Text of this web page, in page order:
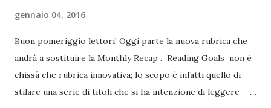
gennaio 04, 2016
Buon pomeriggio lettori! Oggi parte la nuova rubrica che
andrà a sostituire la Monthly Recap . Reading Goals non è
chissà che rubrica innovativa; lo scopo è infatti quello di
stilare una serie di titoli che si ha intenzione di leggere